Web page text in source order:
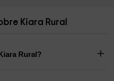
Kiara Rural
Rural?